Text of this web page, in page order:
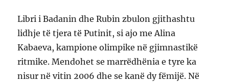
Libri i Badanin dhe Rubin zbulon gjithashtu
lidhje të tjera të Putinit, si ajo me Alina
Kabaeva, kampione olimpike në gjimnastikë
ritmike. Mendohet se marrëdhënia e tyre ka
nisur në vitin 2006 dhe se kanë dy fëmijë. Në